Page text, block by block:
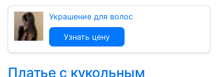
Украшение для волос
Узнать цену
Платье с кукольным